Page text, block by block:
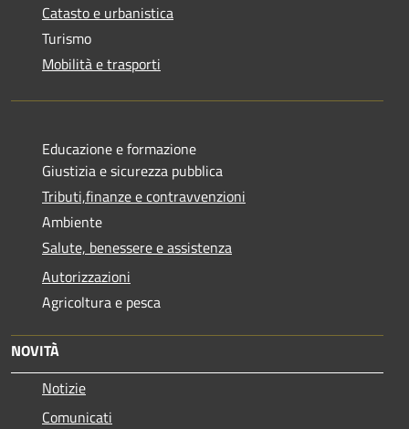
Catasto e urbanistica
Turismo
Mobilità e trasporti
Educazione e formazione
Giustizia e sicurezza pubblica
Tributi,finanze e contravvenzioni
Ambiente
Salute, benessere e assistenza
Autorizzazioni
Agricoltura e pesca
NOVITÀ
Notizie
Comunicati